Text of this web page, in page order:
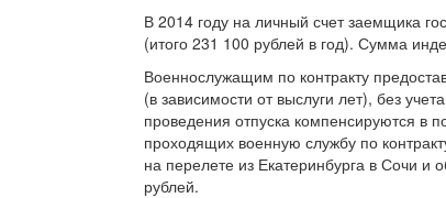
В 2014 году на личный счет заемщика
(итого 231 100 рублей в год). Сумма
Военнослужащим по контракту
(в зависимости от выслуги лет), без
проведения отпуска компенсируются
проходящих военную службу по
на перелете из Екатеринбурга в Сочи и
рублей.